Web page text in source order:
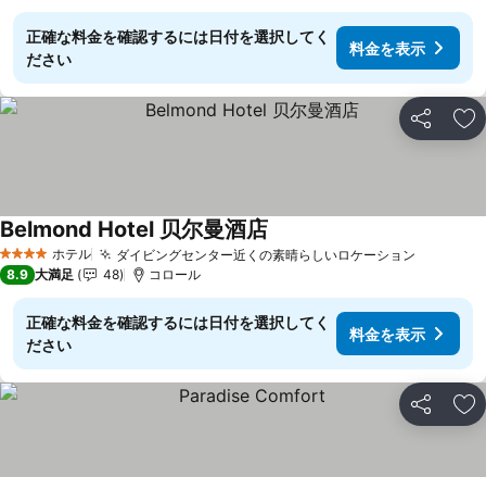
正確な料金を確認するには日付を選択してく
ださい
料金を表示
シェア お
4 ホテルのランク
ホテル ダイビングセンター近くの素晴らしいロケーション
Belmond Hotel 贝尔曼酒店
8.9 大満足 48 コロール
正確な料金を確認するには日付を選択してく
ださい
料金を表示
シェア お